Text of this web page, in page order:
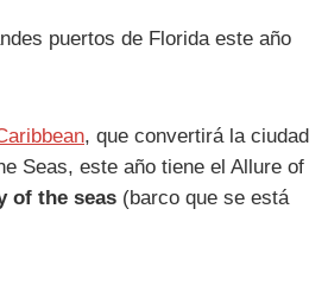
puertos de Florida este año
, que convertirá la ciudad
Seas, este año tiene el Allure of
of the seas (barco que se está